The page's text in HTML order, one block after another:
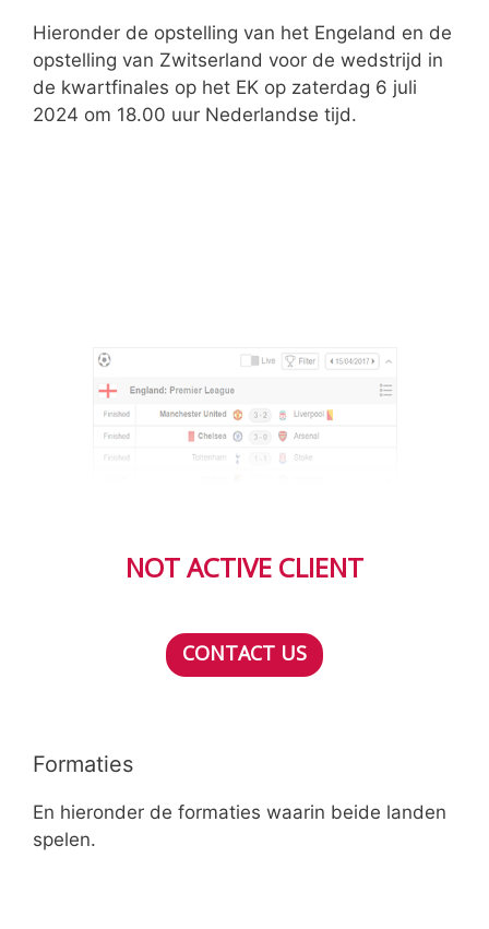
Hieronder de opstelling van het Engeland en de
opstelling van Zwitserland voor de wedstrijd in
de kwartfinales op het EK op zaterdag 6 juli
2024 om 18.00 uur Nederlandse tijd.
NOT ACTIVE CLIENT
CONTACT US
Formaties
En hieronder de formaties waarin beide landen
spelen.